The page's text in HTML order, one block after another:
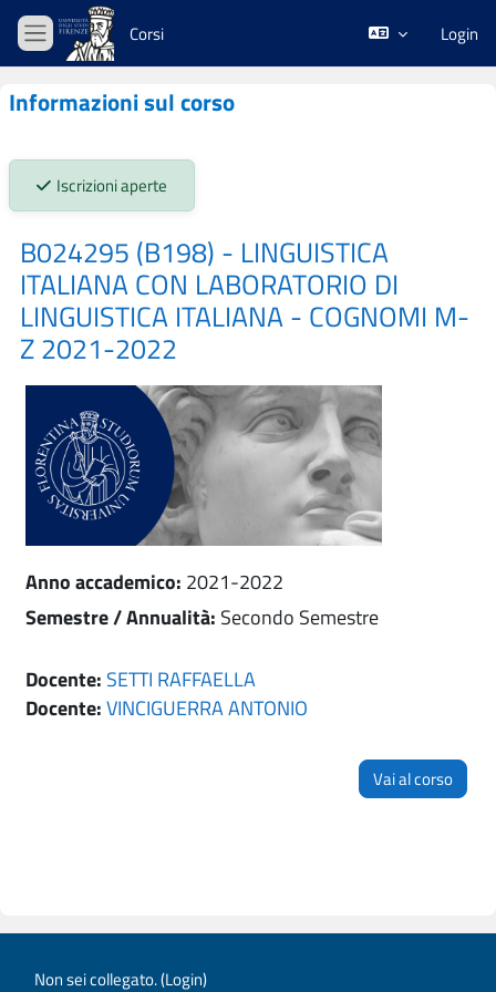
Vai al contenuto principale
Pannello laterale
Corsi Login
Informazioni sul corso
Stato iscrizioni:
Iscrizioni aperte
B024295 (B198) - LINGUISTICA
ITALIANA CON LABORATORIO DI
LINGUISTICA ITALIANA - COGNOMI M-
Z 2021-2022
Anno accademico: 2021-2022
Semestre / Annualità: Secondo Semestre
Docente: SETTI RAFFAELLA
Docente:VINCIGUERRA ANTONIO
Vai al corso
Non sei collegato. (Login)